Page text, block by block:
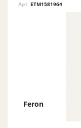
Арт ETM1581964
Feron